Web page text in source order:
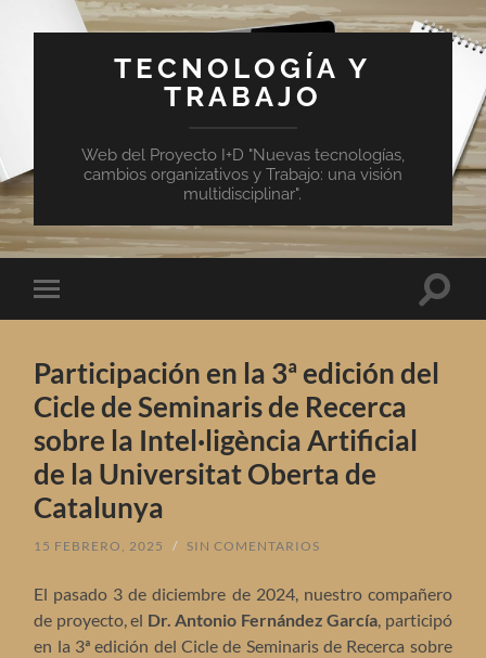
TECNOLOGÍA Y
TRABAJO
Web del Proyecto I+D "Nuevas tecnologías,
cambios organizativos y Trabajo: una visión
multidisciplinar".
Alternar
el
móvil
Participación en la 3ª edición del
Cicle de Seminaris de Recerca
sobre la Intel·ligència Artificial
de la Universitat Oberta de
Catalunya
15 FEBRERO, 2025 / SIN COMENTARIOS
El pasado 3 de diciembre de 2024, nuestro compañero
de proyecto, el Dr. Antonio Fernández García , participó
en la 3ª edición del Cicle de Seminaris de Recerca sobre